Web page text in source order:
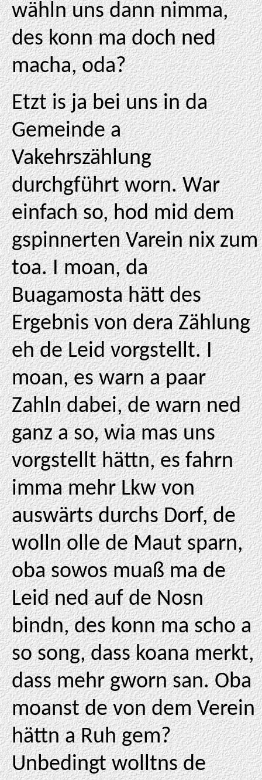
wähln uns dann nimma,
des konn ma doch ned
macha, oda?
Etzt is ja bei uns in da
Gemeinde a
Vakehrszählung
durchgführt worn. War
einfach so, hod mid dem
gspinnerten Varein nix zum
toa. I moan, da
Buagamosta hätt des
Ergebnis von dera Zählung
eh de Leid vorgstellt. I
moan, es warn a paar
Zahln dabei, de warn ned
ganz a so, wia mas uns
vorgstellt hättn, es fahrn
imma mehr Lkw von
auswärts durchs Dorf, de
wolln olle de Maut sparn,
oba sowos muaß ma de
Leid ned auf de Nosn
bindn, des konn ma scho a
so song, dass koana merkt,
dass mehr gworn san. Oba
moanst de von dem Verein
hättn a Ruh gem?
Unbedingt wolltns de